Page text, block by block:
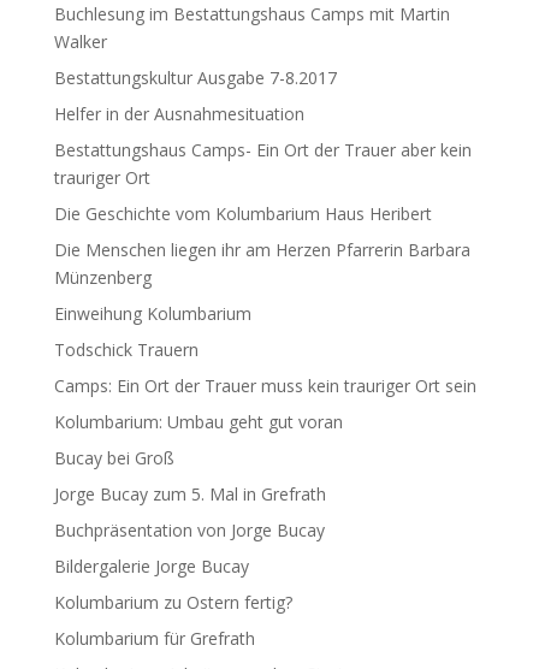
Buchlesung im Bestattungshaus Camps mit Martin
Walker
Bestattungskultur Ausgabe 7-8.2017
Helfer in der Ausnahmesituation
Bestattungshaus Camps- Ein Ort der Trauer aber kein
trauriger Ort
Die Geschichte vom Kolumbarium Haus Heribert
Die Menschen liegen ihr am Herzen Pfarrerin Barbara
Münzenberg
Einweihung Kolumbarium
Todschick Trauern
Camps: Ein Ort der Trauer muss kein trauriger Ort sein
Kolumbarium: Umbau geht gut voran
Bucay bei Groß
Jorge Bucay zum 5. Mal in Grefrath
Buchpräsentation von Jorge Bucay
Bildergalerie Jorge Bucay
Kolumbarium zu Ostern fertig?
Kolumbarium für Grefrath